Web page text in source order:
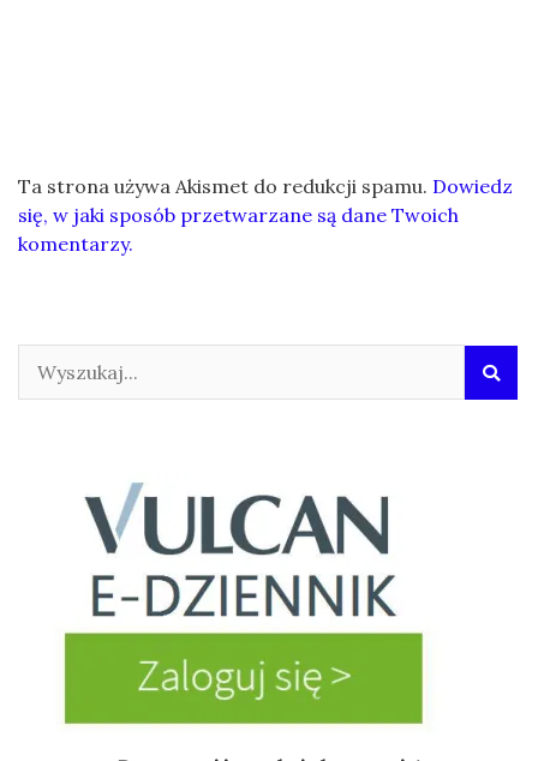
Ta strona używa Akismet do redukcji spamu. Dowiedz
się, w jaki sposób przetwarzane są dane Twoich
komentarzy.